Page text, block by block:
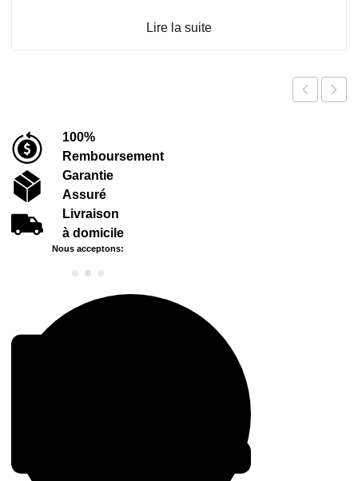
Lire la suite
100%
Remboursement
Garantie
Assuré
Livraison
à domicile
Nous acceptons: